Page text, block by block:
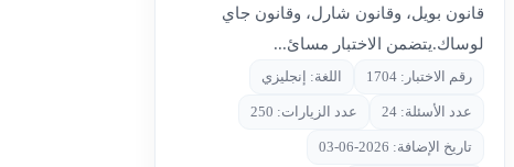
قانون بويل، وقانون شارل، وقانون جاي
لوساك.يتضمن الاختبار مسائ...
رقم الاختبار: 1704 اللغة: إنجليزي
عدد الأسئلة: 24 عدد الزيارات: 250
تاريخ الإضافة: 2026-06-03